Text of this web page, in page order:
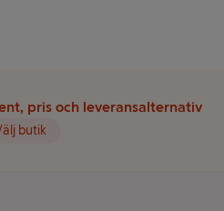
pris och leveransalternativ
butik